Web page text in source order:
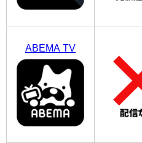
ABEMA TV